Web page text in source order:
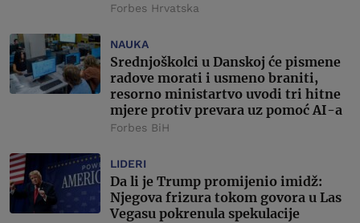
Forbes Hrvatska
NAUKA
Srednjoškolci u Danskoj će pismene
radove morati i usmeno braniti,
resorno ministartvo uvodi tri hitne
mjere protiv prevara uz pomoć AI-a
Forbes BiH
LIDERI
Da li je Trump promijenio imidž:
Njegova frizura tokom govora u Las
Vegasu pokrenula spekulacije